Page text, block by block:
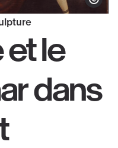
Afficher le
et le
dans